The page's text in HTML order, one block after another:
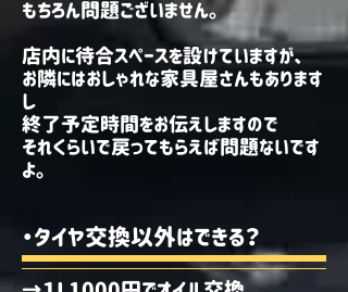
もちろん問題ございません。
店内に待合スペースを設けていますが、
お隣にはおしゃれな家具屋さんもあります
し
終了予定時間をお伝えしますので
​それくらいで戻ってもらえば問題ないです
よ。
・タイヤ交換以外はできる？